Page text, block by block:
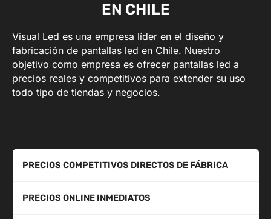
EN CHILE
Visual Led es una empresa líder en el diseño y
fabricación de pantallas led en Chile. Nuestro
objetivo como empresa es ofrecer pantallas led a
precios reales y competitivos para extender su uso
todo tipo de tiendas y negocios.
PRECIOS COMPETITIVOS DIRECTOS DE FÁBRICA
PRECIOS ONLINE INMEDIATOS